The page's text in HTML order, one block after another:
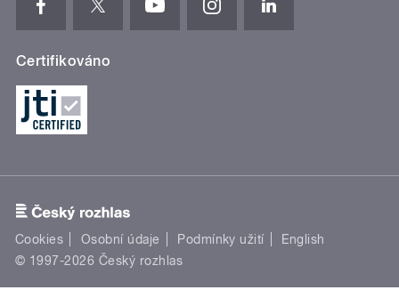
Certifikováno
Cookies Osobní údaje Podmínky užití
English
© 1997-2026 Český rozhlas